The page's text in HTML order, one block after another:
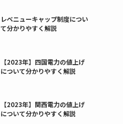
レベニューキャップ制度につい
て分かりやすく解説
【2023年】四国電力の値上げ
について分かりやすく解説
【2023年】関西電力の値上げ
について分かりやすく解説